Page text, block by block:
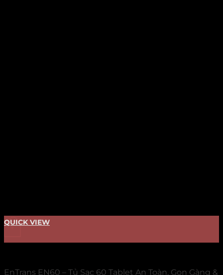
+
QUICK VIEW
EnTrans EN60 – Tủ Sạc 60 Tablet An Toàn, Gọn Gàng &